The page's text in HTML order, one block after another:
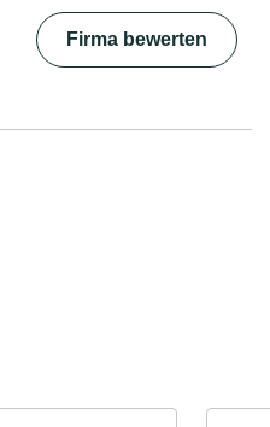
Firma bewerten